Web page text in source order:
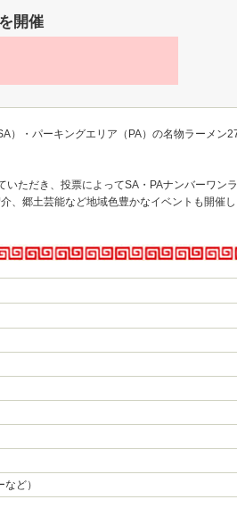
開催
）・パーキングエリア（PA）の名物ラーメン
ただき、投票によってSA・PAナンバーワン
、郷土芸能など地域色豊かなイベントも開催し
ど）